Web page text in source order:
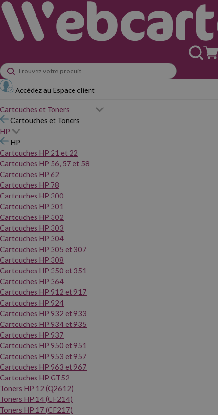
Accédez au Espace client
Cartouches et Toners
Cartouches et Toners
HP
HP
Cartouches HP 21 et 22
Cartouches HP 56, 57 et 58
Cartouches HP 62
Cartouches HP 78
Cartouches HP 300
Cartouches HP 301
Cartouches HP 302
Cartouches HP 303
Cartouches HP 304
Cartouches HP 305 et 307
Cartouches HP 308
Cartouches HP 350 et 351
Cartouches HP 364
Cartouches HP 912 et 917
Cartouches HP 924
Cartouches HP 932 et 933
Cartouches HP 934 et 935
Cartouches HP 937
Cartouches HP 950 et 951
Cartouches HP 953 et 957
Cartouches HP 963 et 967
Cartouches HP GT52
Toners HP 12 (Q2612)
Toners HP 14 (CF214)
Toners HP 17 (CF217)